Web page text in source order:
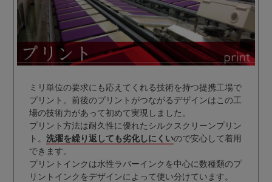
ミリ単位の要求にも応えてくれる技術を持つ提携工場で
プリント。前後のプリントがつながるデザインはこの工
場の技術力があって初めて実現しました。
プリント方法は耐久性に優れたシルクスクリーンプリン
ト。 洗濯を繰り返しても劣化しにくいので安心して着用
できます。
プリントインクは水性ラバーインクを中心に数種類のプ
リントインクをデザインによって使い分けています。